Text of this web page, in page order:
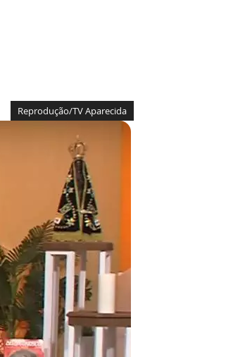
Reprodução/TV Aparecida